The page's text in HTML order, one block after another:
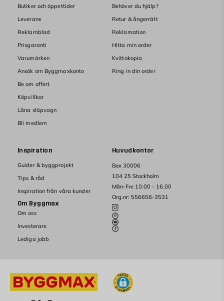
Huvudkontor
Box 30006
104 25 Stockholm
Mån-Fre 10:00 - 16.00
Org.nr: 556656-3531
Butiker och öppettider
Leverans
Reklamblad
Prisgaranti
Varumärken
Ansök om Byggmaxkonto
Be om offert
Köpvillkor
Låna släpvagn
Bli medlem
Behöver du hjälp?
Retur & ångerrätt
Reklamation
Hitta min order
Kvittokopia
Ring in din order
Inspiration
Guider & byggprojekt
Tips & råd
Inspiration från våra kunder
Om Byggmax
Om oss
Investerare
Lediga jobb